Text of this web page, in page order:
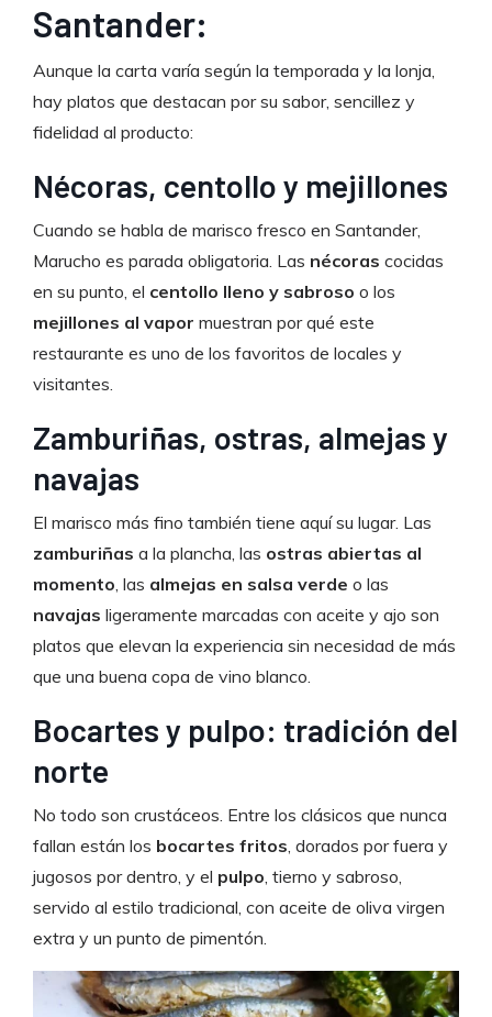
Santander:
Aunque la carta varía según la temporada y la lonja,
hay platos que destacan por su sabor, sencillez y
fidelidad al producto:
Nécoras, centollo y mejillones
Cuando se habla de marisco fresco en Santander,
Marucho es parada obligatoria. Las nécoras cocidas
en su punto, el centollo lleno y sabroso o los
mejillones al vapor muestran por qué este
restaurante es uno de los favoritos de locales y
visitantes.
Zamburiñas, ostras, almejas y
navajas
El marisco más fino también tiene aquí su lugar. Las
zamburiñas a la plancha, las ostras abiertas al
momento , las almejas en salsa verde o las
navajas ligeramente marcadas con aceite y ajo son
platos que elevan la experiencia sin necesidad de más
que una buena copa de vino blanco.
Bocartes y pulpo: tradición del
norte
No todo son crustáceos. Entre los clásicos que nunca
fallan están los bocartes fritos , dorados por fuera y
jugosos por dentro, y el pulpo , tierno y sabroso,
servido al estilo tradicional, con aceite de oliva virgen
extra y un punto de pimentón.